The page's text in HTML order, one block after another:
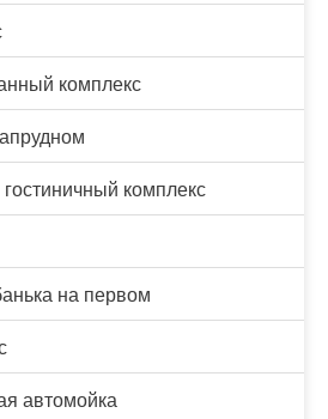
комплекс
комплекс
на первом
автомойка